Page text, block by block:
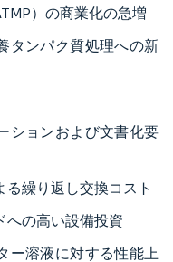
）の商業化の急増
タンパク質処理への新
ションおよび文書化要
る繰り返し交換コスト
への高い設備投資
ー溶液に対する性能上